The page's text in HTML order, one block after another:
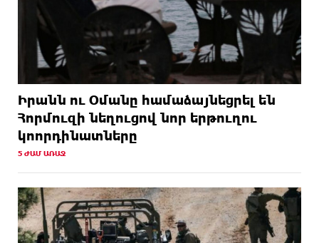
Իրանն ու Օմանը համաձայնեցրել են
Հորմուզի նեղուցով նոր երթուղու
կոորդինատները
5 ԺԱՄ ԱՌԱՋ